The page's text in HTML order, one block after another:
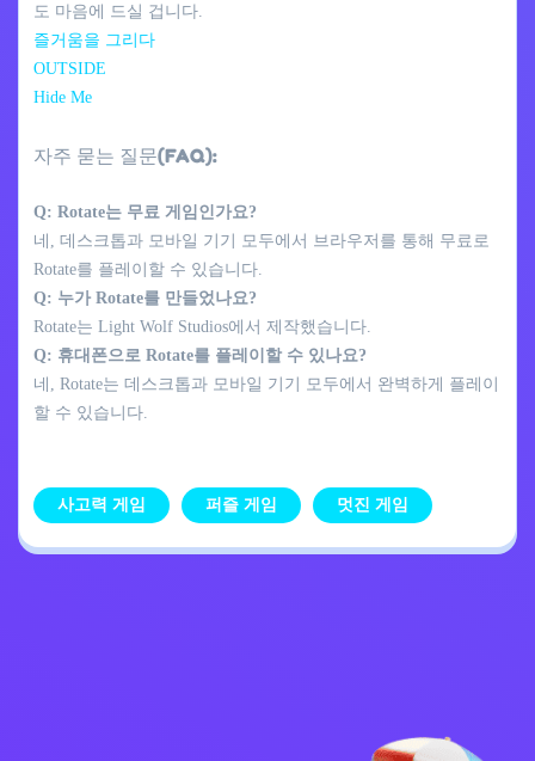
도 마음에 드실 겁니다.
즐거움을 그리다
OUTSIDE
Hide Me
자주 묻는 질문(FAQ):
Q: Rotate는 무료 게임인가요?
네, 데스크톱과 모바일 기기 모두에서 브라우저를 통해 무료로
Rotate를 플레이할 수 있습니다.
Q: 누가 Rotate를 만들었나요?
Rotate는 Light Wolf Studios에서 제작했습니다.
Q: 휴대폰으로 Rotate를 플레이할 수 있나요?
네, Rotate는 데스크톱과 모바일 기기 모두에서 완벽하게 플레이
할 수 있습니다.
사고력 게임 퍼즐 게임 멋진 게임